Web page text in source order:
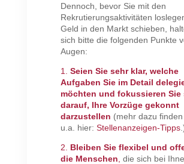
Dennoch, bevor Sie mit den
Rekrutierungsaktivitäten
Geld in den Markt schieben,
sich bitte die folgenden Punkte
Augen:
1. Seien Sie sehr klar, welche
Aufgaben Sie im Detail
möchten und fokussieren Sie
darauf, Ihre Vorzüge gekonnt
darzustellen (mehr dazu finden
u.a. hier: Stellenanzeigen-Tipps
2. Bleiben Sie flexibel und
die Menschen die sich bei